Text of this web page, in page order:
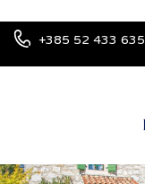
+385 52 433 635